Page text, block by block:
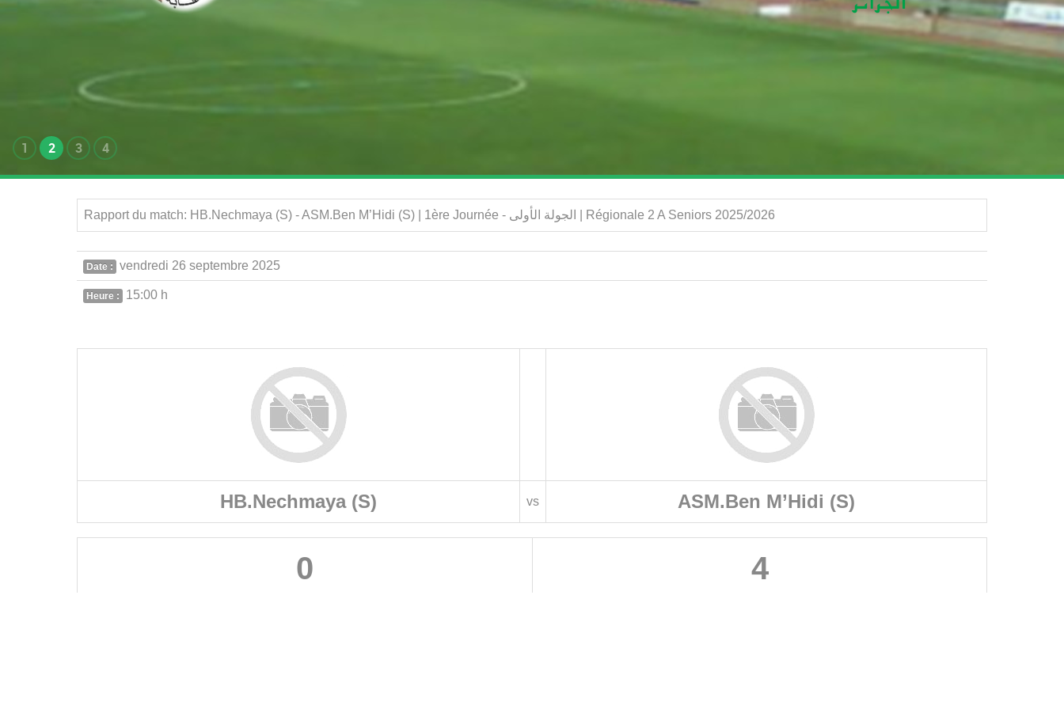
1 2 3 4
Rapport du match: HB.Nechmaya (S) - ASM.Ben M’Hidi (S) | 1ère Journée - الجولة الأولى | Régionale 2 A Seniors 2025/2026
Date : vendredi 26 septembre 2025
Heure : 15:00 h
HB.Nechmaya (S) vs ASM.Ben M’Hidi (S)
0 4